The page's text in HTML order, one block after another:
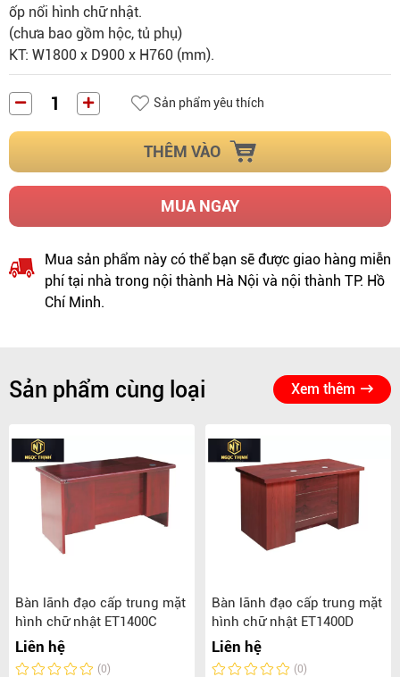
ốp nổi hình chữ nhật.
(chưa bao gồm hộc, tủ phụ)
KT: W1800 x D900 x H760 (mm).
Sản phẩm yêu thích
THÊM VÀO
MUA NGAY
Mua sản phẩm này có thể bạn sẽ được giao hàng miễn
phí tại nhà trong nội thành Hà Nội và nội thành TP. Hồ
Chí Minh.
Sản phẩm cùng loại Xem thêm
Bàn lãnh đạo cấp trung mặt
hình chữ nhật ET1400C
Liên hệ
(0)
Bàn lãnh đạo cấp trung mặt
hình chữ nhật ET1400D
Liên hệ
(0)